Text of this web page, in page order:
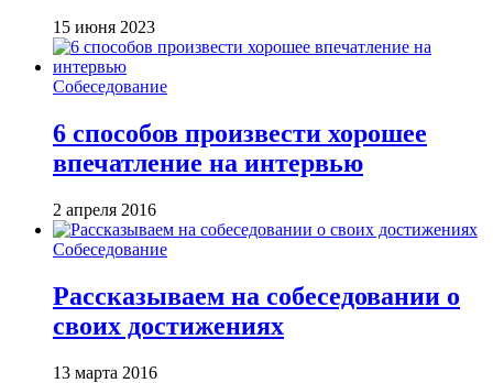
15 июня 2023
Собеседование
6 способов произвести хорошее
впечатление на интервью
2 апреля 2016
Собеседование
Рассказываем на собеседовании о
своих достижениях
13 марта 2016